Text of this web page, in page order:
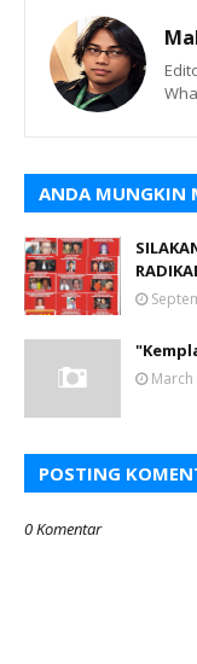
ANDA MUNGKIN
POSTING
0 Komentar